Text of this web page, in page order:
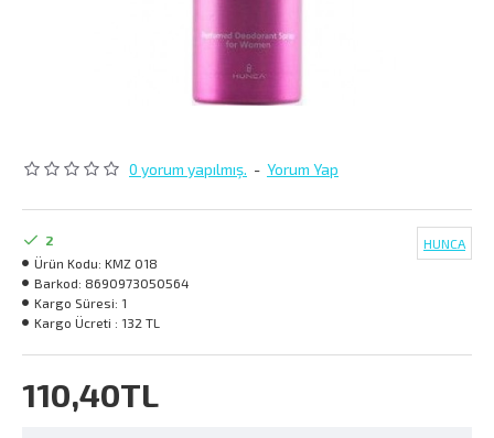
0 yorum yapılmış. - Yorum Yap
110,40TL
2
Ürün Kodu: KMZ 018
Barkod: 8690973050564
Kargo Süresi: 1
Kargo Ücreti : 132 TL
HUNCA